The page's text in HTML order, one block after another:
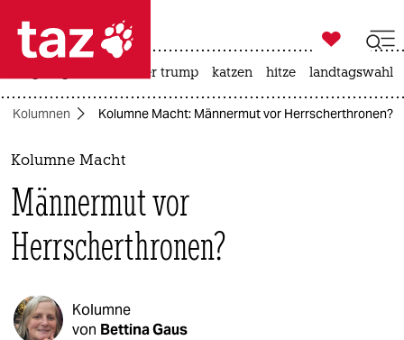
 taz zahl ich
taz zahl ich
themen
politik
öko
kultur

taz zahl ich
usa unter trump katzen hitze landtagswahl
Kolumnen Kolumne Macht: Männermut vor Herrscherthronen?
Kolumne Macht
Männermut vor
Herrscherthronen?
Kolumne
von Bettina Gaus